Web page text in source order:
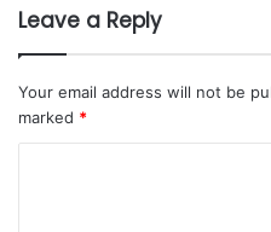
Leave a Reply
Your email address will not be
marked *